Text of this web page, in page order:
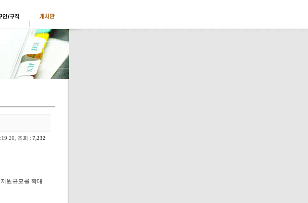
조회 : 7,232
원규모를 확대